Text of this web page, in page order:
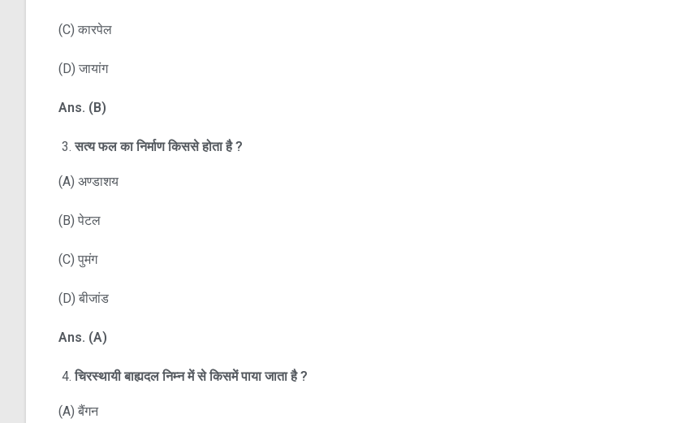
(C) कारपेल
(D) जायांग
Ans. (B)
सत्य फल का निर्माण किससे होता है?
(A) अण्डाशय
(B) पेटल
(C) पुमंग
(D) बीजांड
Ans. (A)
चिरस्थायी बाह्यदल निम्न में से किसमें पाया जाता है?
(A) बैंगन